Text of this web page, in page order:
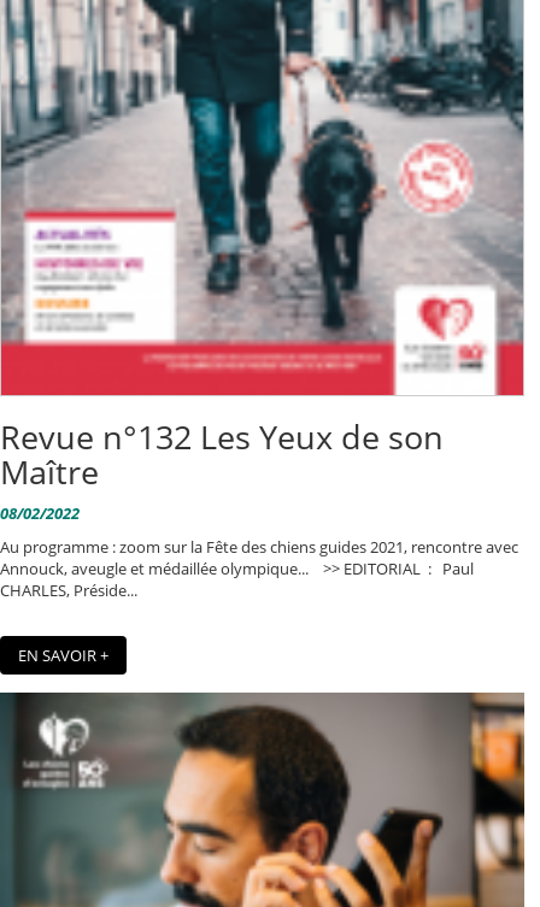
Revue n°132 Les Yeux de son
Maître
08/02/2022
Au programme : zoom sur la Fête des chiens guides 2021, rencontre avec
Annouck, aveugle et médaillée olympique... >> EDITORIAL : Paul
CHARLES, Préside...
EN SAVOIR +